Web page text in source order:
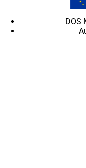
DOS